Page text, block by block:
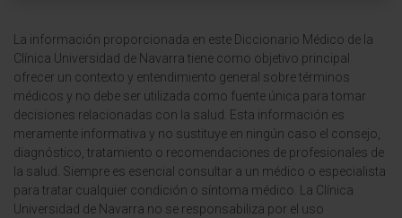
La información proporcionada en este Diccionario Médico de la
Clínica Universidad de Navarra tiene como objetivo principal
ofrecer un contexto y entendimiento general sobre términos
médicos y no debe ser utilizada como fuente única para tomar
decisiones relacionadas con la salud. Esta información es
meramente informativa y no sustituye en ningún caso el consejo,
diagnóstico, tratamiento o recomendaciones de profesionales de
la salud. Siempre es esencial consultar a un médico o especialista
para tratar cualquier condición o síntoma médico. La Clínica
Universidad de Navarra no se responsabiliza por el uso